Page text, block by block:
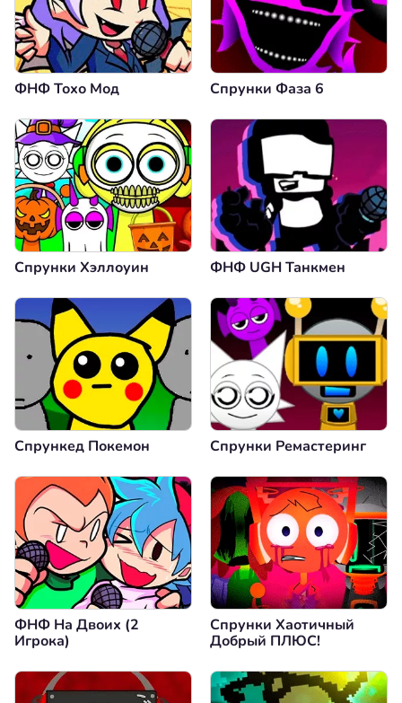
ФНФ Тохо Мод Спрунки Фаза 6
Спрунки Хэллоуин ФНФ UGH Танкмен
Спрункед Покемон Спрунки Ремастеринг
ФНФ На Двоих (2
Игрока)
Спрунки Хаотичный
Добрый ПЛЮС!